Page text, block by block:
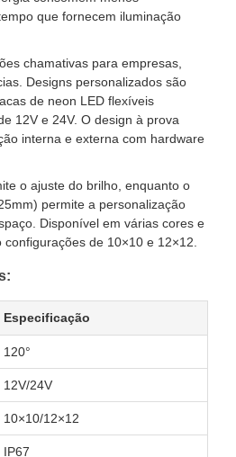
que fornecem iluminação
chamativas para empresas,
Designs personalizados são
de neon LED flexíveis
12V e 24V. O design à prova
interna e externa com hardware
o ajuste do brilho, enquanto o
permite a personalização
Disponível em várias cores e
de 10×10 e 12×12.
Especificação
120°
12V/24V
10×10/12×12
IP67